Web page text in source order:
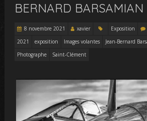
BERNARD BARSAMIAN
8 novembre 2021 xavier Exposition
2021
exposition Images volantes Jean-Bernard
Photographe
Saint-Clément